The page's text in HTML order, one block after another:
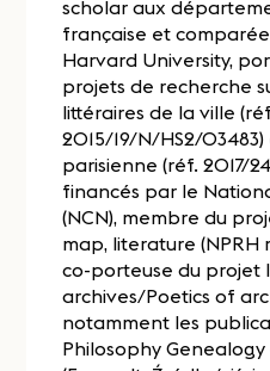
scholar aux
française et
Harvard University,
projets de recherche
littéraires de la ville
2015/19/N/HS2/
parisienne (réf. 2017/
financés par le
(NCN), membre du
map, literature (NPRH
co-porteuse du projet
archives/Poetics of
notamment les
Philosophy